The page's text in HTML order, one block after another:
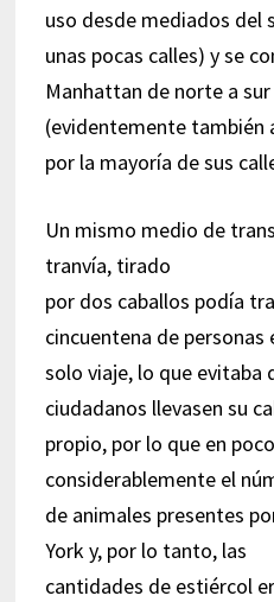
uso desde mediados del
unas pocas calles) y se
Manhattan de norte a
(evidentemente también
por la mayoría de sus
Un mismo medio de
tranvía, tirado
por dos caballos podía
cincuentena de personas
solo viaje, lo que evitaba
ciudadanos llevasen su
propio, por lo que en
considerablemente el
de animales presentes
York y, por lo tanto, las
cantidades de estiércol